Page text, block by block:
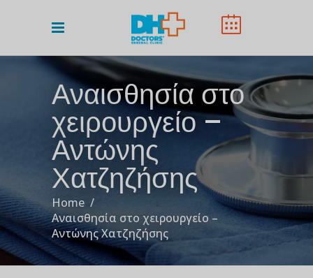
Αναισθησία στο
χειρουργείο –
Αντώνης
Χατζηζήσης
Home /
Αναισθησία στο χειρουργείο –
Αντώνης Χατζηζήσης